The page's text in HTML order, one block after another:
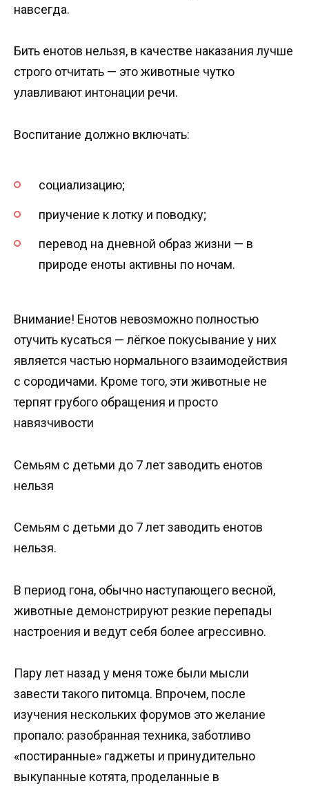
навсегда.
Бить енотов нельзя, в качестве наказания лучше
строго отчитать — это животные чутко
улавливают интонации речи.
Воспитание должно включать:
социализацию;
приучение к лотку и поводку;
перевод на дневной образ жизни — в
природе еноты активны по ночам.
Внимание! Енотов невозможно полностью
отучить кусаться — лёгкое покусывание у них
является частью нормального взаимодействия
с сородичами. Кроме того, эти животные не
терпят грубого обращения и просто
навязчивости
Семьям с детьми до 7 лет заводить енотов
нельзя
Семьям с детьми до 7 лет заводить енотов
нельзя.
В период гона, обычно наступающего весной,
животные демонстрируют резкие перепады
настроения и ведут себя более агрессивно.
Пару лет назад у меня тоже были мысли
завести такого питомца. Впрочем, после
изучения нескольких форумов это желание
пропало: разобранная техника, заботливо
«постиранные» гаджеты и принудительно
выкупанные котята, проделанные в